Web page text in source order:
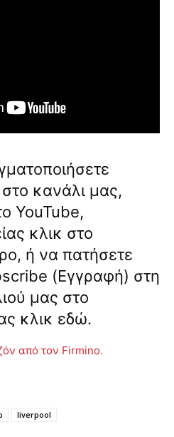
κανάλι μας,
YouTube,
κλικ στο
ή να πατήσετε
(Εγγραφή) στη
μας στο
κλικ εδώ.
liverpool